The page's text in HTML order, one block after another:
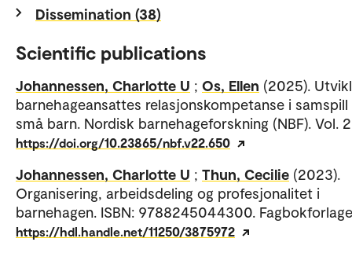
Dissemination (38)
Scientific publications
Johannessen, Charlotte U ; Os, Ellen (2025).
barnehageansattes relasjonskompetanse i
små barn. Nordisk barnehageforskning (NBF). Vol.
https://doi.org/10.23865/nbf.v22.650
Johannessen, Charlotte U ; Thun, Cecilie (2023).
Organisering, arbeidsdeling og profesjonalitet i
barnehagen. ISBN: 9788245044300.
https://hdl.handle.net/11250/3875972